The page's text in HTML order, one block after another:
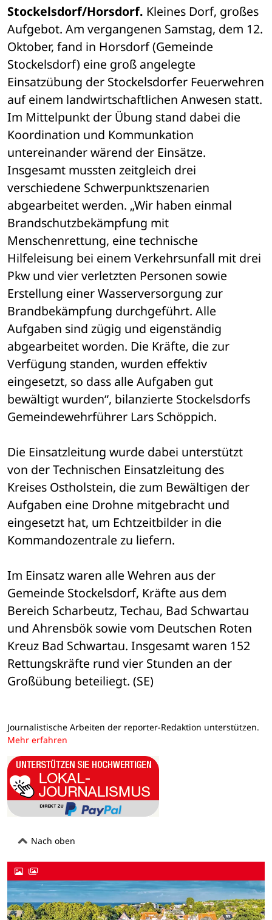
Stockelsdorf/Horsdorf. Kleines Dorf, großes
Aufgebot. Am vergangenen Samstag, dem 12.
Oktober, fand in Horsdorf (Gemeinde
Stockelsdorf) eine groß angelegte
Einsatzübung der Stockelsdorfer Feuerwehren
auf einem landwirtschaftlichen Anwesen statt.
Im Mittelpunkt der Übung stand dabei die
Koordination und Kommunkation
untereinander wärend der Einsätze.
Insgesamt mussten zeitgleich drei
verschiedene Schwerpunktszenarien
abgearbeitet werden. „Wir haben einmal
Brandschutzbekämpfung mit
Menschenrettung, eine technische
Hilfeleisung bei einem Verkehrsunfall mit drei
Pkw und vier verletzten Personen sowie
Erstellung einer Wasserversorgung zur
Brandbekämpfung durchgeführt. Alle
Aufgaben sind zügig und eigenständig
abgearbeitet worden. Die Kräfte, die zur
Verfügung standen, wurden effektiv
eingesetzt, so dass alle Aufgaben gut
bewältigt wurden“, bilanzierte Stockelsdorfs
Gemeindewehrführer Lars Schöppich.
Die Einsatzleitung wurde dabei unterstützt
von der Technischen Einsatzleitung des
Kreises Ostholstein, die zum Bewältigen der
Aufgaben eine Drohne mitgebracht und
eingesetzt hat, um Echtzeitbilder in die
Kommandozentrale zu liefern.
Im Einsatz waren alle Wehren aus der
Gemeinde Stockelsdorf, Kräfte aus dem
Bereich Scharbeutz, Techau, Bad Schwartau
und Ahrensbök sowie vom Deutschen Roten
Kreuz Bad Schwartau. Insgesamt waren 152
Rettungskräfte rund vier Stunden an der
Großübung beteiliegt. (SE)
Journalistische Arbeiten der reporter-Redaktion unterstützen.
Mehr erfahren
Nach oben